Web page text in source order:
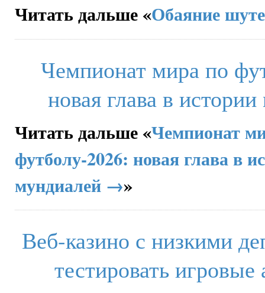
Читать дальше «Обаяние
Чемпионат мира по
новая глава в
Читать дальше «Чемпионат
футболу-2026: новая глава в
мундиалей →»
Веб-казино с низкими
тестировать игровые